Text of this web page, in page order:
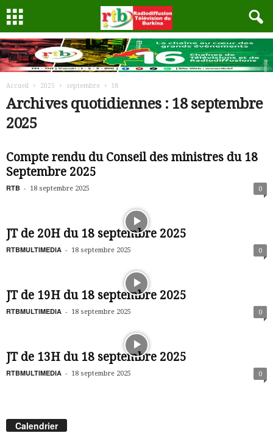
Accueil 2025 septembre 18
Archives quotidiennes : 18 septembre
2025
Compte rendu du Conseil des ministres du 18
Septembre 2025
RTB - 18 septembre 2025 0
JT de 20H du 18 septembre 2025
RTBMULTIMEDIA - 18 septembre 2025 0
JT de 19H du 18 septembre 2025
RTBMULTIMEDIA - 18 septembre 2025 0
JT de 13H du 18 septembre 2025
RTBMULTIMEDIA - 18 septembre 2025 0
Calendrier